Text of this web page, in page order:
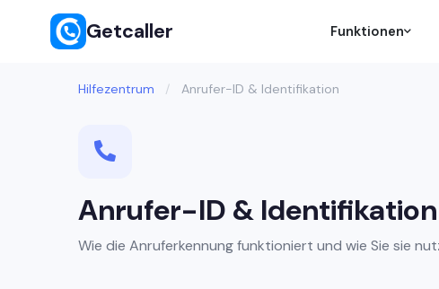
Getcaller Funktionen
Hilfezentrum / Anrufer-ID & Identifikation
Anrufer-ID & Identifikation
Wie die Anruferkennung funktioniert und wie Sie sie